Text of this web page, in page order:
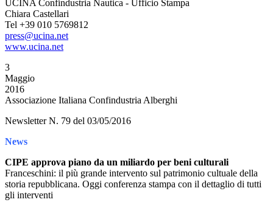
UCINA Confindustria Nautica - Ufficio Stampa
Chiara Castellari
Tel +39 010 5769812
press@ucina.net
www.ucina.net
3
Maggio
2016
Associazione Italiana Confindustria Alberghi
Newsletter N. 79 del 03/05/2016
News
CIPE approva piano da un miliardo per beni culturali
Franceschini: il più grande intervento sul patrimonio cultuale della
storia repubblicana. Oggi conferenza stampa con il dettaglio di tutti
gli interventi